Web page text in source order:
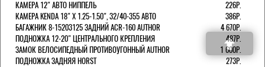
КАМЕРА 12" АВТО НИППЕЛЬ
226Р.
КАМЕРА KENDA 18" Х 1.25-1.50", 32/40-355 АВТО
386Р.
БАГАЖНИК 8-15203125 ЗАДНИЙ ACR-160 AUTHOR
4 670Р.
ПОДНОЖКА 12-20" ЦЕНТРАЛЬНОГО КРЕПЛЕНИЯ
487Р.
ЗАМОК ВЕЛОСИПЕДНЫЙ ПРОТИВОУГОННЫЙ AUTHOR
1 600Р.
ПОДНОЖКА ЗАДНЯЯ HORST
273Р.